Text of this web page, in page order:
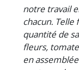
notre travail
chacun. Telle
quantité de
fleurs,
en